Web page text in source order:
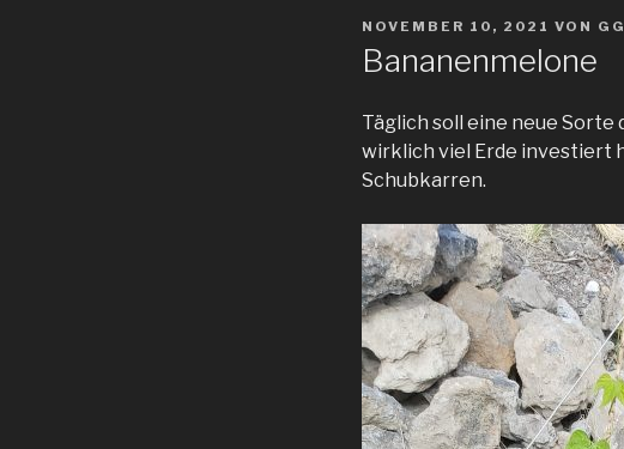
VERÖFFENTLICHT
NOVEMBER 10, 2021 VON GG
Bananenmelone
Täglich soll eine neue Sorte
wirklich viel Erde investiert
Schubkarren.